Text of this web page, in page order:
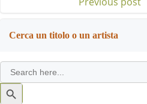
Post
navigation
Cerca un titolo o un artista
Search
for:
Search
Button